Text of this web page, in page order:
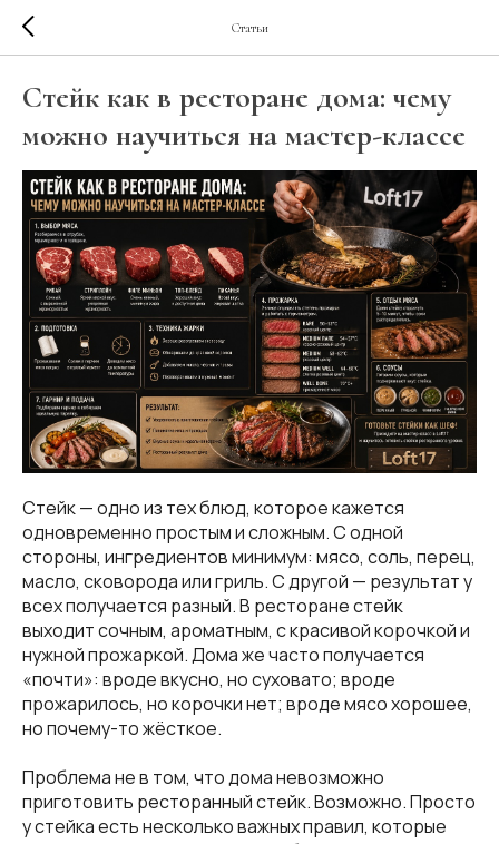
Статьи
Стейк как в ресторане дома: чему
можно научиться на мастер-классе
Стейк — одно из тех блюд, которое кажется
одновременно простым и сложным. С одной
стороны, ингредиентов минимум: мясо, соль, перец,
масло, сковорода или гриль. С другой — результат у
всех получается разный. В ресторане стейк
выходит сочным, ароматным, с красивой корочкой и
нужной прожаркой. Дома же часто получается
«почти»: вроде вкусно, но суховато; вроде
прожарилось, но корочки нет; вроде мясо хорошее,
но почему-то жёсткое.
Проблема не в том, что дома невозможно
приготовить ресторанный стейк. Возможно. Просто
у стейка есть несколько важных правил, которые